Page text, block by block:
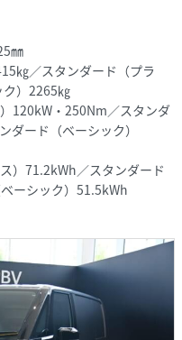
㎜
㎏／スタンダード（プラ
ク）2265㎏
120kW・250Nm／スタンダ
ダード（ベーシック）
）71.2kWh／スタンダード
ーシック）51.5kWh